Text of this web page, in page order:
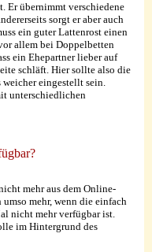
Er übernimmt verschiedene
sorgt er aber auch
ein guter Lattenrost einen
allem bei Doppelbetten
ein Ehepartner lieber auf
schläft. Hier sollte also die
weicher eingestellt sein.
unterschiedlichen
mehr aus dem Online-
mehr, wenn die einfach
nicht mehr verfügbar ist.
im Hintergrund des